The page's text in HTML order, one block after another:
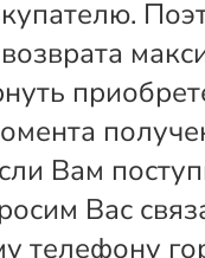
Вам
Вас
телефону